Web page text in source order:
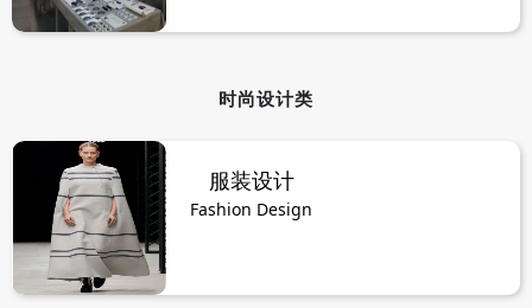
时尚设计类
服装设计
Fashion Design